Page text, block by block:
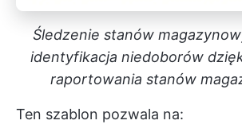
Śledzenie stanów
identyfikacja niedoborów
raportowania stanów
Ten szablon pozwala na: